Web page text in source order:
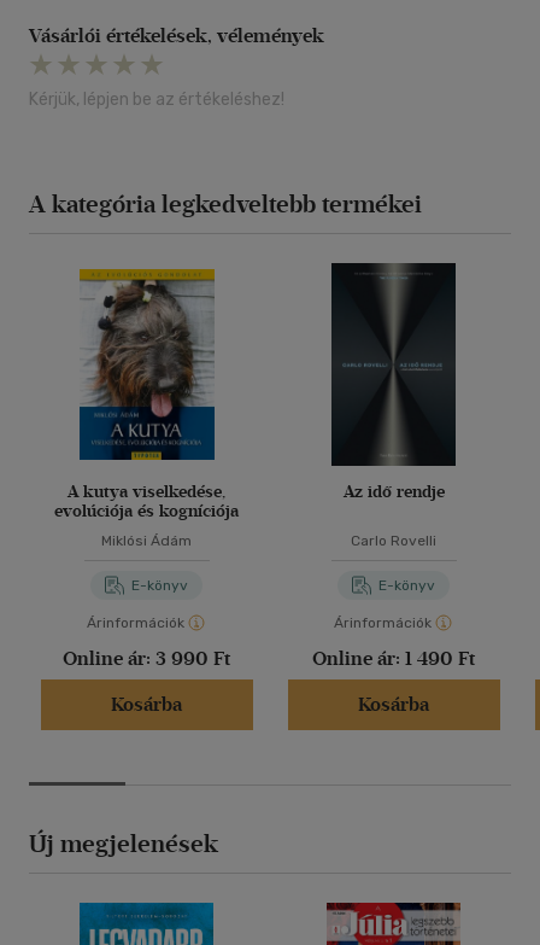
Vásárlói értékelések, vélemények
Kérjük, lépjen be az értékeléshez!
A kategória legkedveltebb termékei
A kutya viselkedése,
evolúciója és kogníciója
Miklósi Ádám
E-könyv
Árinformációk
Online ár: 3 990 Ft
Kosárba
Az idő rendje
Carlo Rovelli
E-könyv
Árinformációk
Online ár: 1 490 Ft
Kosárba
Új megjelenések